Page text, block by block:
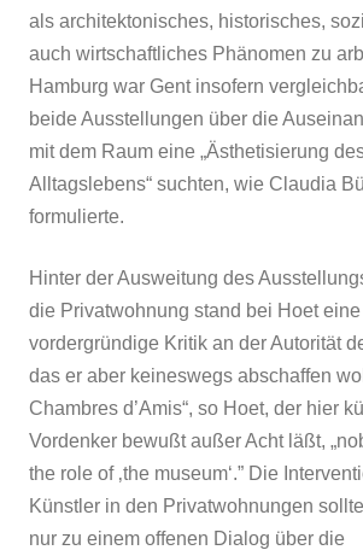
als architektonisches, historisches,
auch wirtschaftliches Phänomen zu
Hamburg war Gent insofern
beide Ausstellungen über die
mit dem Raum eine „Ästhetisierung
Alltagslebens“ suchten, wie Claudia
formulierte.
Hinter der Ausweitung des
die Privatwohnung stand bei Hoet eine
vordergründige Kritik an der Autorität
das er aber keineswegs abschaffen
Chambres d’Amis“, so Hoet, der hier
Vordenker bewußt außer Acht läßt,
the role of ‚the museum‘.” Die
Künstler in den Privatwohnungen
nur zu einem offenen Dialog über die